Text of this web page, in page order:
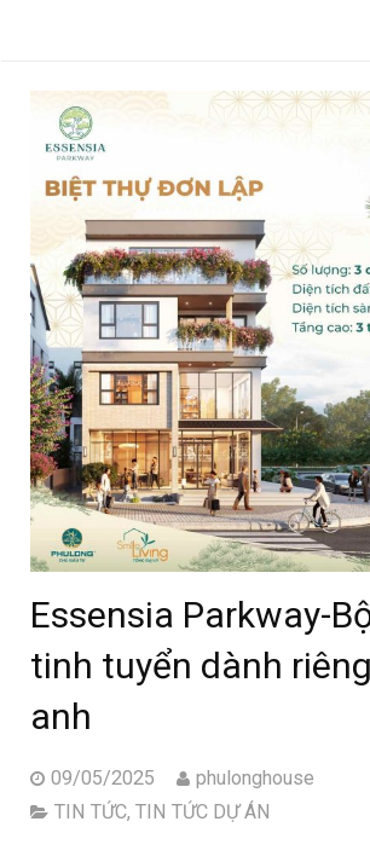
TRANG CHỦ
DỰ ÁN
CHUYỂN NHƯỢNG
CHỦ ĐẦU TƯ KHÁC
TIN TỨC
LIÊN HỆ
Essensia Parkway-
tinh tuyển dành
anh
09/05/2025
phulonghouse
TIN TỨC, TIN TỨC DỰ ÁN